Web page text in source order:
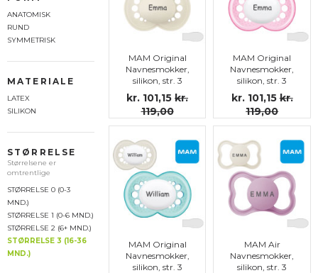
ANATOMISK
RUND
SYMMETRISK
MATERIALE
LATEX
SILIKON
STØRRELSE
Størrelsene er
omtrentlige
STØRRELSE 0 (0-3
MND.)
STØRRELSE 1 (0-6 MND.)
STØRRELSE 2 (6+ MND.)
STØRRELSE 3 (16-36
MND.)
MAM Original
Navnesmokker,
silikon, str. 3
kr. 101,15 kr.
119,00
MAM Original
Navnesmokker,
silikon, str. 3
kr. 101,15 kr.
119,00
MAM Original
Navnesmokker,
silikon, str. 3
MAM Air
Navnesmokker,
silikon, str. 3